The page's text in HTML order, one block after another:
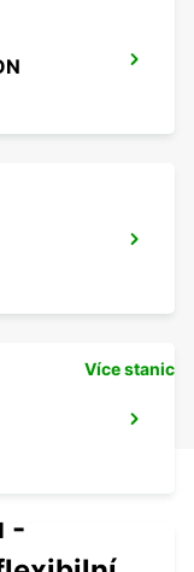
Více stanic
-